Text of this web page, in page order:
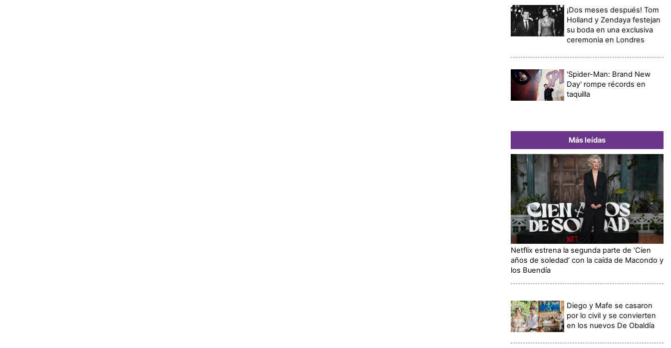
¡Dos meses después! Tom
Holland y Zendaya festejan
su boda en una exclusiva
ceremonia en Londres
'Spider-Man: Brand New
Day' rompe récords en
taquilla
Más leídas
Netflix estrena la segunda parte de ‘Cien
años de soledad’ con la caída de Macondo y
los Buendía
Diego y Mafe se casaron
por lo civil y se convierten
en los nuevos De Obaldía